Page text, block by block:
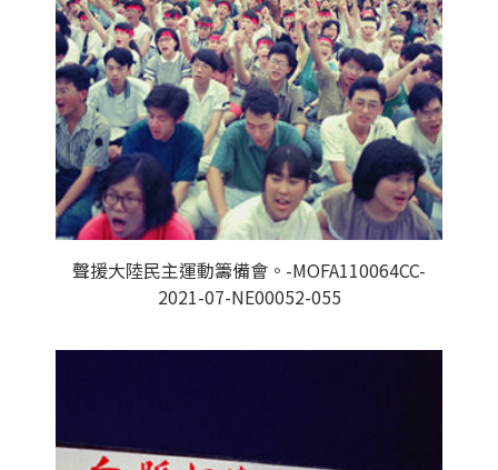
聲援大陸民主運動籌備會。-MOFA110064CC-
2021-07-NE00052-055